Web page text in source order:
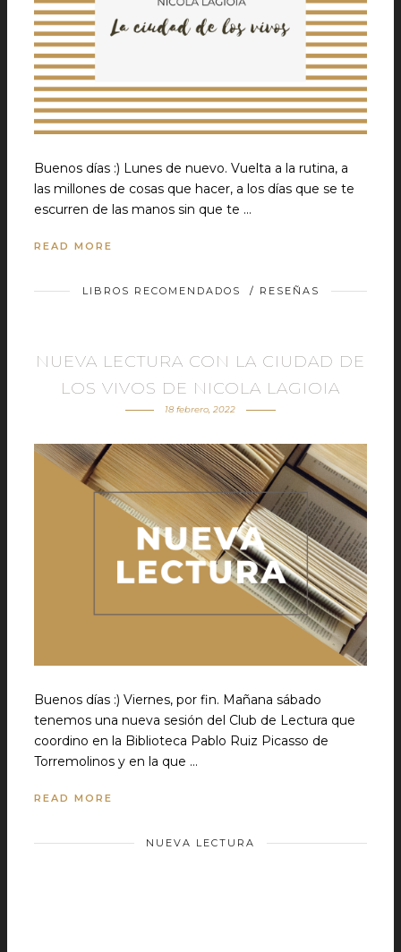
Buenos días :) Lunes de nuevo. Vuelta a la rutina, a
las millones de cosas que hacer, a los días que se te
escurren de las manos sin que te …
READ MORE
LIBROS RECOMENDADOS / RESEÑAS
NUEVA LECTURA CON LA CIUDAD DE
LOS VIVOS DE NICOLA LAGIOIA
18 febrero, 2022
Buenos días :) Viernes, por fin. Mañana sábado
tenemos una nueva sesión del Club de Lectura que
coordino en la Biblioteca Pablo Ruiz Picasso de
Torremolinos y en la que …
READ MORE
NUEVA LECTURA